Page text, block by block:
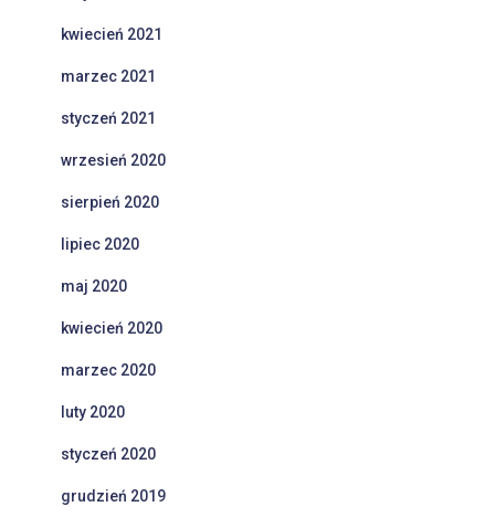
kwiecień 2021
marzec 2021
styczeń 2021
wrzesień 2020
sierpień 2020
lipiec 2020
maj 2020
kwiecień 2020
marzec 2020
luty 2020
styczeń 2020
grudzień 2019